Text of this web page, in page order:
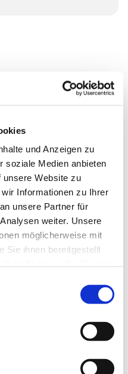
und Anzeigen zu
soziale Medien anbieten
unsere Website zu
Informationen zu Ihrer
unsere Partner für
weiter. Unsere
möglicherweise mit
Sie ihnen bereitgestellt
auch